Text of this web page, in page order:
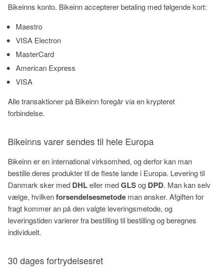
Bikeinns konto. Bikeinn accepterer betaling med følgende kort:
Maestro
VISA Electron
MasterCard
American Express
VISA
Alle transaktioner på Bikeinn foregår via en krypteret
forbindelse.
Bikeinns varer sendes til hele Europa
Bikeinn er en international virksomhed, og derfor kan man
bestille deres produkter til de fleste lande i Europa. Levering til
Danmark sker med DHLeller medGLSog DPD. Man kan selv
vælge, hvilkenforsendelsesmetode man ønsker. Afgiften for
fragt kommer an på den valgte leveringsmetode, og
leveringstiden varierer fra bestilling til bestilling og beregnes
individuelt.
30 dages fortrydelsesret